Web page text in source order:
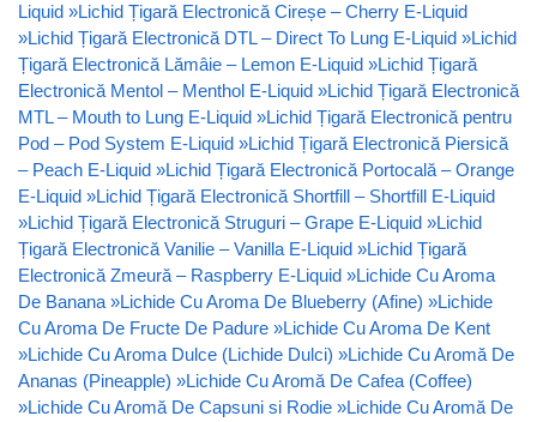
Liquid »Lichid Țigară Electronică Cireșe – Cherry E-Liquid
»Lichid Țigară Electronică DTL – Direct To Lung E-Liquid »Lichid
Țigară Electronică Lămâie – Lemon E-Liquid »Lichid Țigară
Electronică Mentol – Menthol E-Liquid »Lichid Țigară Electronică
MTL – Mouth to Lung E-Liquid »Lichid Țigară Electronică pentru
Pod – Pod System E-Liquid »Lichid Țigară Electronică Piersică
– Peach E-Liquid »Lichid Țigară Electronică Portocală – Orange
E-Liquid »Lichid Țigară Electronică Shortfill – Shortfill E-Liquid
»Lichid Țigară Electronică Struguri – Grape E-Liquid »Lichid
Țigară Electronică Vanilie – Vanilla E-Liquid »Lichid Țigară
Electronică Zmeură – Raspberry E-Liquid »Lichide Cu Aroma
De Banana »Lichide Cu Aroma De Blueberry (Afine) »Lichide
Cu Aroma De Fructe De Padure »Lichide Cu Aroma De Kent
»Lichide Cu Aroma Dulce (Lichide Dulci) »Lichide Cu Aromă De
Ananas (Pineapple) »Lichide Cu Aromă De Cafea (Coffee)
»Lichide Cu Aromă De Capsuni si Rodie »Lichide Cu Aromă De